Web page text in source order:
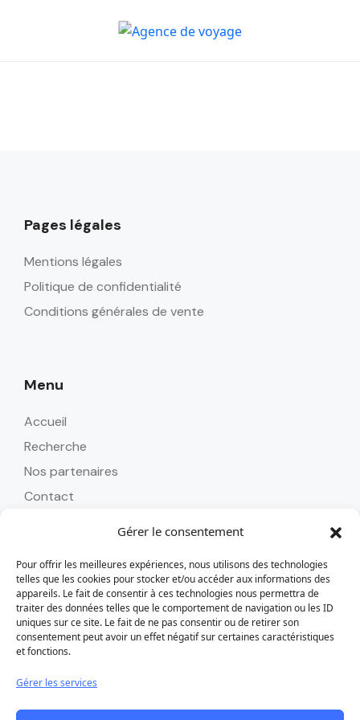
Gérer le consentement
Pour offrir les meilleures expériences, nous utilisons des technologies
telles que les cookies pour stocker et/ou accéder aux informations des
appareils. Le fait de consentir à ces technologies nous permettra de
traiter des données telles que le comportement de navigation ou les ID
uniques sur ce site. Le fait de ne pas consentir ou de retirer son
consentement peut avoir un effet négatif sur certaines caractéristiques
et fonctions.
Gérer les services
Pages légales
Mentions légales
Politique de confidentialité
Conditions générales de vente
Menu
Accueil
Recherche
Nos partenaires
Contact
Contact
Tél : 0262 24 58 45
alizoavoyages@alizoavoyages.com
Nos horaires :
Du lundi au vendredi : 08h30 - 18h
Samedi : 09h - 13h / 14h - 18h